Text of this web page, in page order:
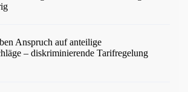
Anspruch auf anteilige
– diskriminierende Tarifregelung